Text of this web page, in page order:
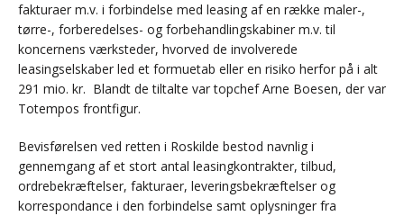
fakturaer m.v. i forbindelse med leasing af en række maler-,
tørre-, forberedelses- og forbehandlingskabiner m.v. til
koncernens værksteder, hvorved de involverede
leasingselskaber led et formuetab eller en risiko herfor på i alt
291 mio. kr. Blandt de tiltalte var topchef Arne Boesen, der var
Totempos frontfigur.
Bevisførelsen ved retten i Roskilde bestod navnlig i
gennemgang af et stort antal leasingkontrakter, tilbud,
ordrebekræftelser, fakturaer, leveringsbekræftelser og
korrespondance i den forbindelse samt oplysninger fra